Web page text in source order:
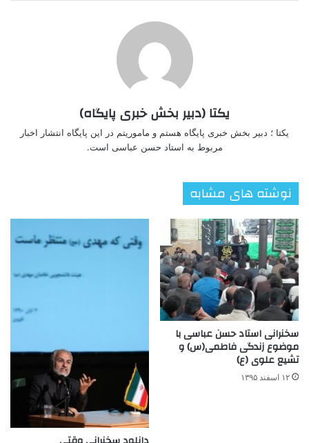
یکتا (دبیر بخش خبری پایگاه)
یکتا ؛ دبیر بخش خبری پایگاه هستم و ماموریتم در این پایگاه انتشار اخبار
مربوط به استاد حسن عباسی است.
نوشته های مشابه
سخنرانی استاد حسن عباسی با
موضوع زندگی فاطمی(س) و
تشیع علوی (ع)
۱۲ اسفند ۱۳۹۵